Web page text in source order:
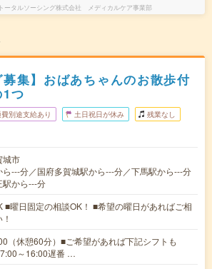
ータルソーシング株式会社 メディカルケア事業部
募集】おばあちゃんのお散歩付
つ
費別途支給あり 土日祝日が休み 残業なし
城市
ら---分／国府多賀城駅から---分／下馬駅から---分
駅から---分
■曜日固定の相談OK！ ■希望の曜日があればご相
（休憩60分）■ご希望があれば下記シフトも
～16:00遅番 …